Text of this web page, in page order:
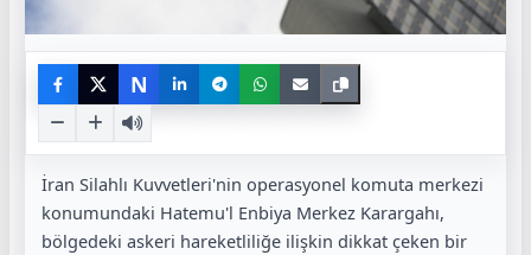
N
İran Silahlı Kuvvetleri'nin operasyonel komuta merkezi
konumundaki Hatemu'l Enbiya Merkez Karargahı,
bölgedeki askeri hareketliliğe ilişkin dikkat çeken bir